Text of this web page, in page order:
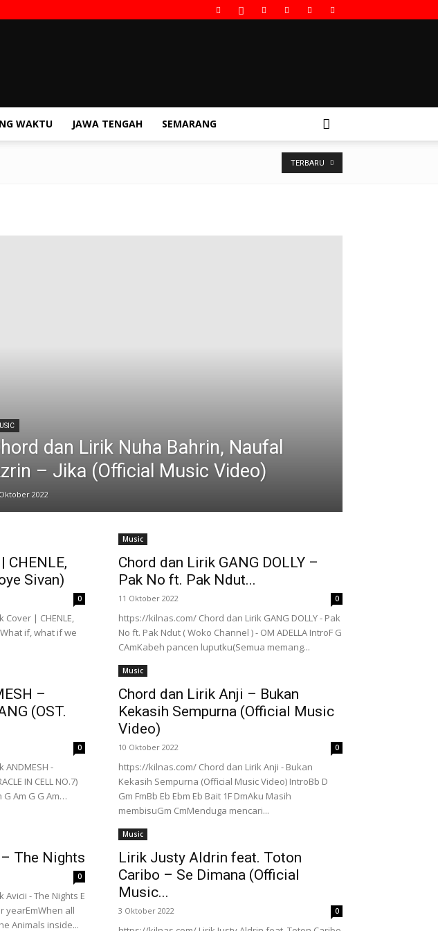
WAKTU JAWA TENGAH SEMARANG
TERBARU
dan Lirik Nuha Bahrin, Naufal
– Jika (Official Music Video)
2022
CHENLE,
Sivan)
0
| CHENLE,
if, what if we
Music
Chord dan Lirik GANG DOLLY –
Pak No ft. Pak Ndut...
11 Oktober 2022 0
https://kilnas.com/ Chord dan Lirik GANG DOLLY - Pak
No ft. Pak Ndut ( Woko Channel ) - OM ADELLA IntroF G
CAmKabeh pancen luputku(Semua memang...
–
(OST.
0
-
IN CELL NO.7)
G Am G G Am…
Music
Chord dan Lirik Anji – Bukan
Kekasih Sempurna (Official Music
Video)
10 Oktober 2022 0
https://kilnas.com/ Chord dan Lirik Anji - Bukan
Kekasih Sempurna (Official Music Video) IntroBb D
Gm FmBb Eb Ebm Eb Bait 1F DmAku Masih
membisuGm CmMenduga mencari...
The Nights
0
- The Nights E
yearEmWhen all
Animals inside...
Music
Lirik Justy Aldrin feat. Toton
Caribo – Se Dimana (Official
Music...
3 Oktober 2022 0